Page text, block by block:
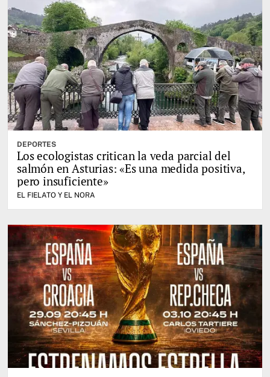
DEPORTES
Los ecologistas critican la veda parcial del
salmón en Asturias: «Es una medida positiva,
pero insuficiente»
EL FIELATO Y EL NORA